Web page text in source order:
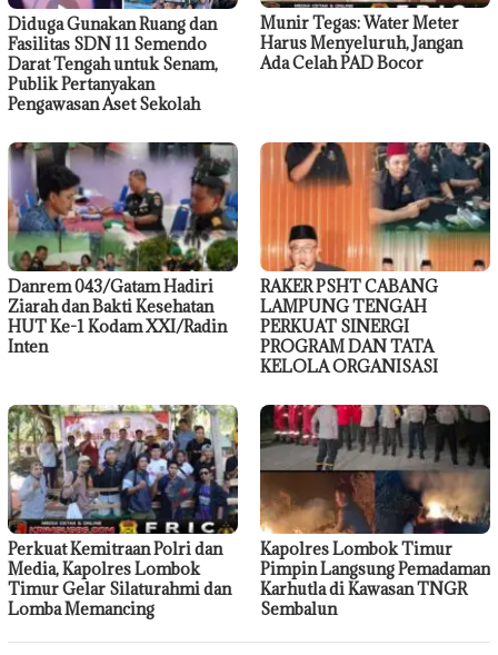
Diduga Gunakan Ruang dan
Fasilitas SDN 11 Semendo
Darat Tengah untuk Senam,
Publik Pertanyakan
Pengawasan Aset Sekolah
Munir Tegas: Water Meter
Harus Menyeluruh, Jangan
Ada Celah PAD Bocor
Danrem 043/Gatam Hadiri
Ziarah dan Bakti Kesehatan
HUT Ke-1 Kodam XXI/Radin
Inten
RAKER PSHT CABANG
LAMPUNG TENGAH
PERKUAT SINERGI
PROGRAM DAN TATA
KELOLA ORGANISASI
Perkuat Kemitraan Polri dan
Media, Kapolres Lombok
Timur Gelar Silaturahmi dan
Lomba Memancing
Kapolres Lombok Timur
Pimpin Langsung Pemadaman
Karhutla di Kawasan TNGR
Sembalun